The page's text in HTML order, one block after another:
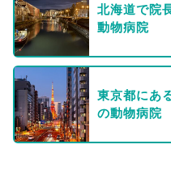
北海道で院
動物病院
東京都にあ
の動物病院